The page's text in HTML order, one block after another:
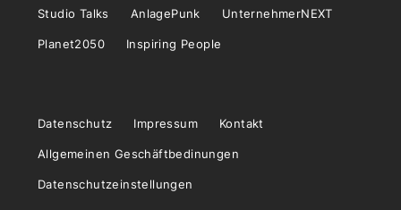
Studio Talks AnlagePunk UnternehmerNEXT
Planet2050 Inspiring People
Datenschutz Impressum Kontakt
Allgemeinen Geschäftbedinungen
Datenschutzeinstellungen